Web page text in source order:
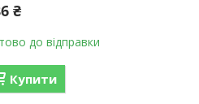
₴
до відправки
Купити